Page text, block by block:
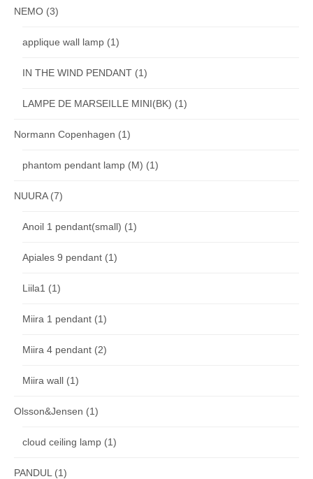
NEMO (3)
applique wall lamp (1)
IN THE WIND PENDANT (1)
LAMPE DE MARSEILLE MINI(BK) (1)
Normann Copenhagen (1)
phantom pendant lamp (M) (1)
NUURA(7)
Anoil 1 pendant(small) (1)
Apiales 9 pendant (1)
Liila1 (1)
Miira 1 pendant (1)
Miira 4 pendant (2)
Miira wall (1)
Olsson&Jensen (1)
cloud ceiling lamp (1)
PANDUL (1)